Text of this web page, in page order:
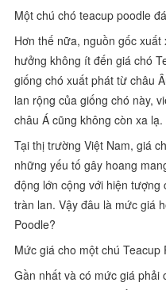
Một chú chó teacup poodle
Hơn thế nữa, nguồn gốc
hưởng không ít đến giá chó
giống chó xuất phát từ châu
lan rộng của giống chó này,
châu Á cũng không còn xa lạ.
Tại thị trường Việt Nam, giá
những yếu tố gây hoang
động lớn cộng với hiện tượng
tràn lan. Vậy đâu là mức giá
Poodle?
Mức giá cho một chú Teacup
Gần nhất và có mức giá phải